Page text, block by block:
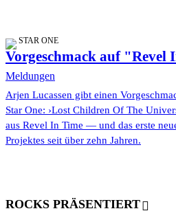
STAR ONE
Vorgeschmack auf "Revel
Meldungen
Arjen Lucassen gibt einen
Star One: ›Lost Children Of The
aus Revel In Time — und das erste
Projektes seit über zehn Jahren.
ROCKS PRÄSENTIERT